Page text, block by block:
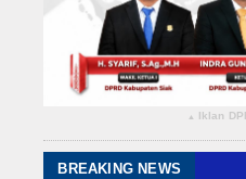
Indragiri Hulu
Kuansing
▴ Iklan
BREAKING NEWS